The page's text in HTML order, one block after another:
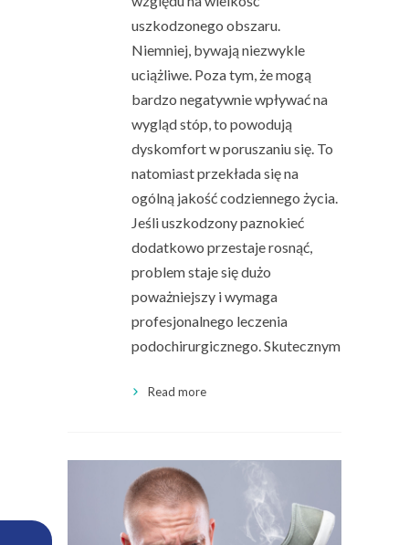
uszkodzonego obszaru.
Niemniej, bywają niezwykle
uciążliwe. Poza tym, że mogą
bardzo negatywnie wpływać na
wygląd stóp, to powodują
dyskomfort w poruszaniu się. To
natomiast przekłada się na
ogólną jakość codziennego życia.
Jeśli uszkodzony paznokieć
dodatkowo przestaje rosnąć,
problem staje się dużo
poważniejszy i wymaga
profesjonalnego leczenia
podochirurgicznego. Skutecznym
Read more